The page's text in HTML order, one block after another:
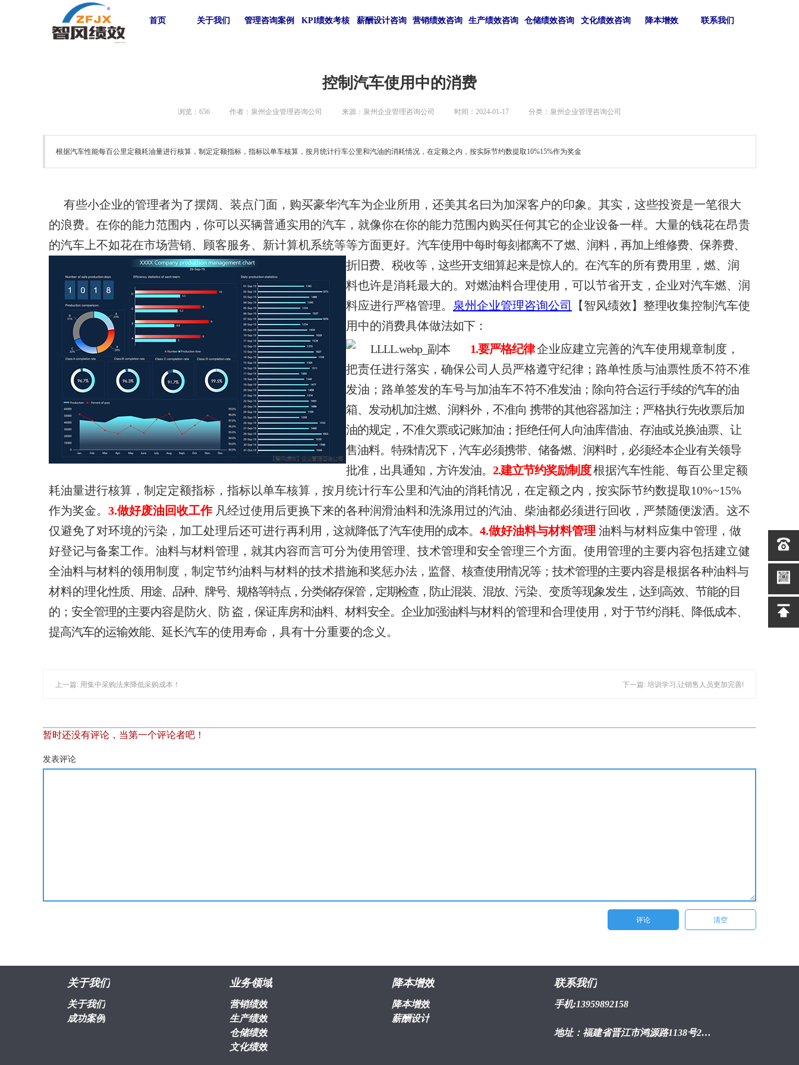
首页 关于我们 管理咨询案例 KPI绩效考核 薪酬设计咨询 营销绩效咨询 生产绩效咨询 仓储绩效咨询 文化绩效咨询 降本增效 联系我们
控制汽车使用中的消费
浏览： 656 作者：泉州企业管理咨询公司 来源：泉州企业管理咨询公司 时间：2024-01-17 分类：泉州企业管理咨询公司
根据汽车性能每百公里定额耗油量进行核算，制定定额指标，指标以单车核算，按月统计行车公里和汽油的消耗情况，在定额之内，按实际节约数提取10%15%作为奖金
有些小企业的管理者为了摆阔、装点门面，购买豪华汽车为企业所用，还美其名曰为加深客户的印象。 其实，这些投资是一笔很大
的浪费。在你的能力范围内，你可以买辆普通实用的汽车，就像你在你的能力范围内购买任何其它的企业设备一样。大量的钱花在昂贵
的汽车上不如花在市场营销、顾客服务、新计算机系统等等方面更好。 汽车使用中每时每刻都离不了燃、润料，再加上维修费、保养费、
折旧费、税收等， 这些开支细算起来是惊人的。 在汽车的所有费用里，燃、润
料也许是消耗最大的。对燃油料合理使用，可以节省开支，企业对汽车燃、润
料应进行严格管理。 泉州企业管理咨询公司
【智风绩效】整理收集控制汽车使
用中的消费具体做法如下：
1.要严格纪律企业应建立完善的汽车使用规章制度，
把责任进行落实，确保公司人员严格遵守纪律；路单性质与油票性质不符不准
发油；路单签发的车号与加油车不符不准发油；除向符合运行手续的汽车的油
箱、发动机加注燃、润料外，不准向 携带的其他容器加注；严格执行先收票后加
油的规定，不准欠票或记账加油；拒绝任何人向油库借油、存油或兑换油票、让
售油料。特殊情况下，汽车必须携带、储备燃、润料时，必须经本企业有关领导
批准，出具通知，方许发油。 2.建立节约奖励制度根据汽车性能、每百公里定额
耗油量进行核算，制定定额指标，指标以单车核算，按月统计行车公里和汽油的消耗情况，在定额之内，按实际节约数提取10%~15%
作为奖金。 3.做好废油回收工作 凡经过使用后更换下来的各种润滑油料和洗涤用过的汽油、柴油都必须进行回收，严禁随便泼洒。这不
仅避免了对环境的污染，加工处理后还可进行再利 用，这就降低了汽车使用的成本。 4.做好油料与材料管理 油料与材料应集中管理，做
好登记与备案工作。油料与材料管理，就其内容而言可分为使用管理、技术管理和安全管理三个方面。使用管理的主要内容包括建立健
全油料与材料的领用制度，制定节约油料与材料的技术措施和奖惩办法，监督、核查使用情况等；技术管理的主要内容是根据各种油料与
材料的理化性质、用途、品种、牌号、规格等特点，分类储存保管，定期检查，防止混装、混放、 污染、变质等现象发生，达到高效、节能的目
的；安全管理的主要内容是防火、防 盗，保证库房和油料、材料安全。企业加强油料与材料的管理和合理使用，对于节约消耗、降低成本、
提高汽车的运输效能、延长汽车的使用寿命，具有十分重要的念义。
上一篇: 用集中采购法来降低采购成本！ 下一篇: 培训学习,让销售人员更加完善!
暂时还没有评论，当第一个评论者吧！
发表评论
关于我们
关于我们
成功案例
业务领域
营销绩效
生产绩效
仓储绩效
文化绩效
降本增效
降本增效
薪酬设计
联系我们
手机:13959892158
地址：福建省晋江市鸿源路1138号2幢1603室